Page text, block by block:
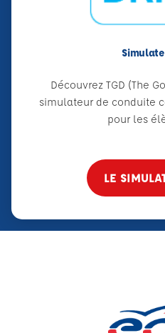
Découvrez TGD (The
simulateur de conduite
pour les
LE